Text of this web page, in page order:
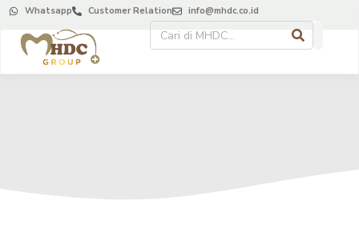
Whatsapp Customer Relation info@mhdc.co.id